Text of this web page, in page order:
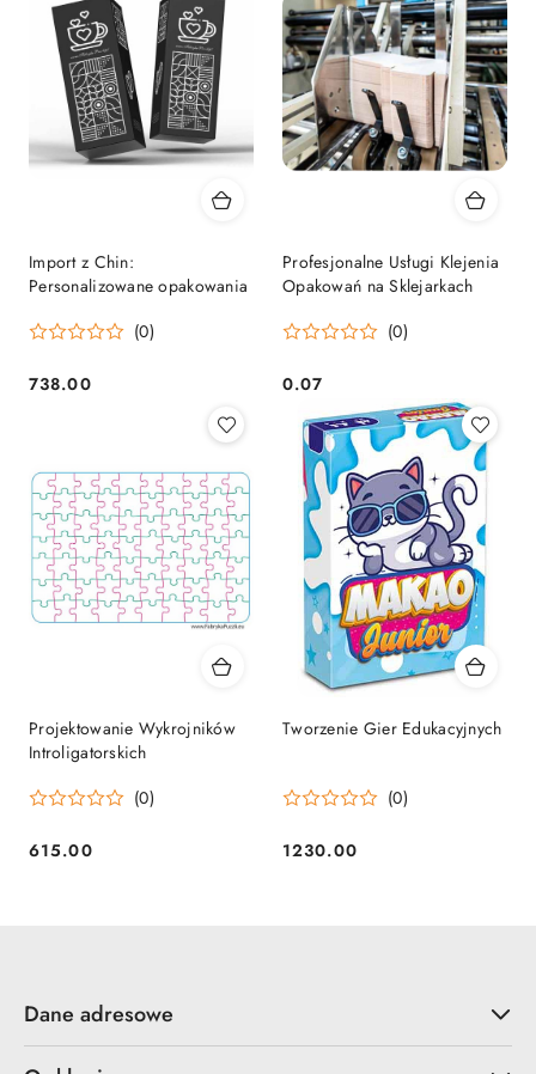
Import z Chin:
Personalizowane opakowania
(0)
Cena:
738.00
Profesjonalne Usługi Klejenia
Opakowań na Sklejarkach
(0)
Cena:
0.07
Projektowanie Wykrojników
Introligatorskich
(0)
Cena:
615.00
Tworzenie Gier Edukacyjnych
(0)
Cena:
1230.00
Dane adresowe